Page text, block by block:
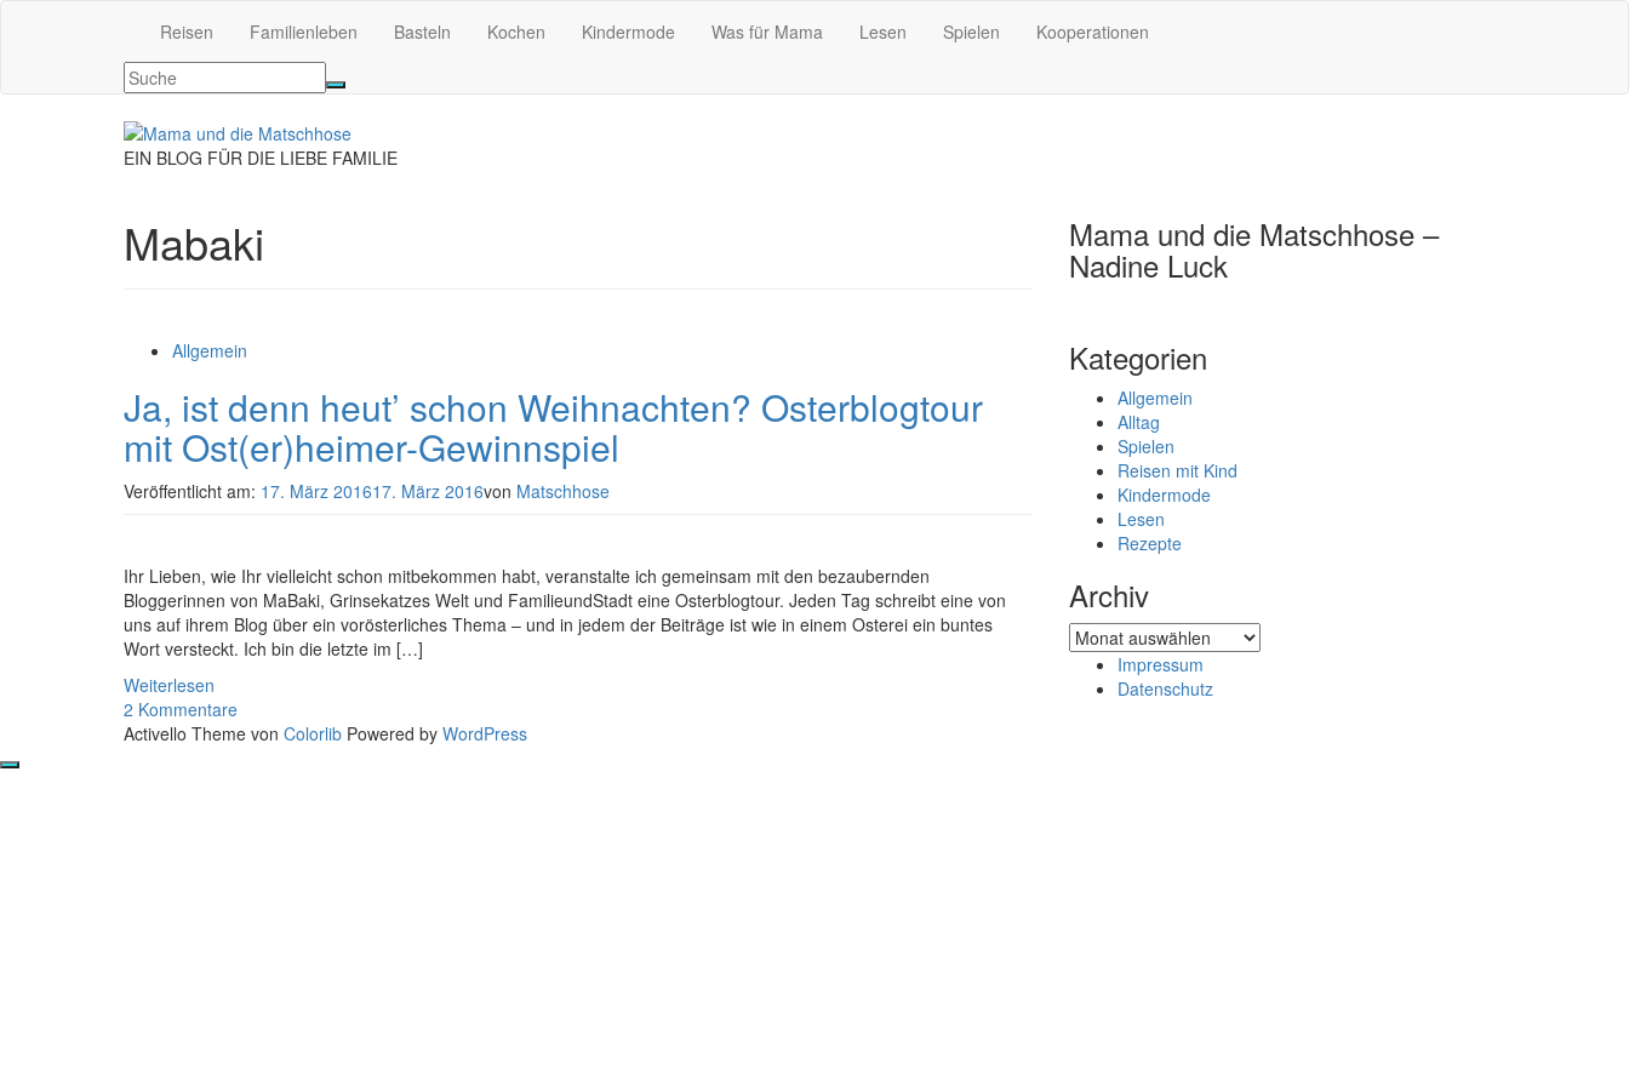
Reisen Familienleben Basteln Kochen Kindermode Was für Mama Lesen Spielen Kooperationen
EIN BLOG FÜR DIE LIEBE FAMILIE
Mabaki
Allgemein
Ja, ist denn heut’ schon Weihnachten? Osterblogtour
mit Ost(er)heimer-Gewinnspiel
Veröffentlicht am: 17. März 201617. März 2016von Matschhose
Ihr Lieben, wie Ihr vielleicht schon mitbekommen habt, veranstalte ich gemeinsam mit den bezaubernden
Bloggerinnen von MaBaki, Grinsekatzes Welt und FamilieundStadt eine Osterblogtour. Jeden Tag schreibt eine von
uns auf ihrem Blog über ein vorösterliches Thema – und in jedem der Beiträge ist wie in einem Osterei ein buntes
Wort versteckt. Ich bin die letzte im […]
Weiterlesen
2 Kommentare
Mama und die Matschhose –
Nadine Luck
Kategorien
Allgemein
Alltag
Spielen
Reisen mit Kind
Kindermode
Lesen
Rezepte
Archiv
Archiv
Impressum
Datenschutz
Activello Theme von Colorlib Powered by WordPress